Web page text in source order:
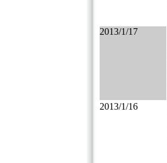
2013/1/17
2013/1/16